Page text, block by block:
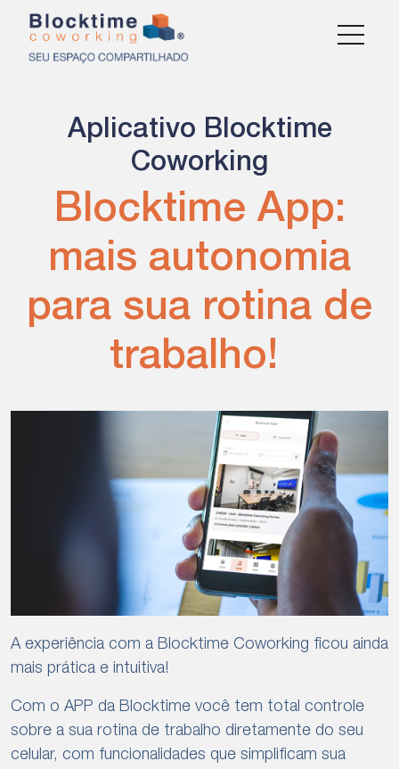
Aplicativo Blocktime
Coworking
Blocktime App:
mais autonomia
para sua rotina de
trabalho!
A experiência com a Blocktime Coworking ficou ainda
mais prática e intuitiva!
Com o APP da Blocktime você tem total controle
sobre a sua rotina de trabalho diretamente do seu
celular, com funcionalidades que simplificam sua